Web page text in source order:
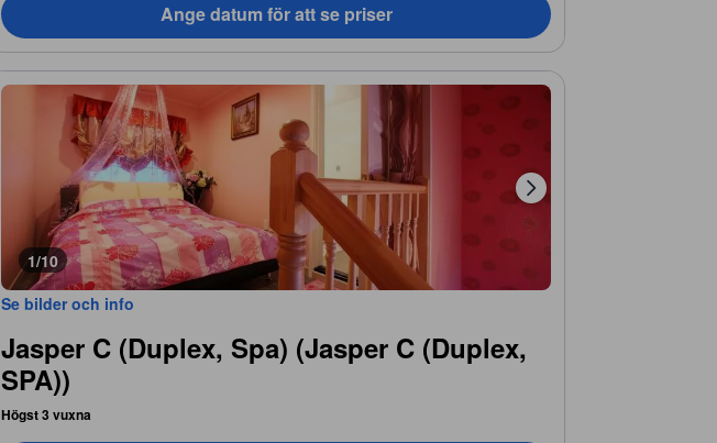
Ange datum för att se priser
1/10
Se bilder och info
Jasper C (Duplex, Spa) (Jasper C (Duplex,
SPA))
Högst 3 vuxna